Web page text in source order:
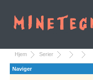
Hjem Serier
Naviger